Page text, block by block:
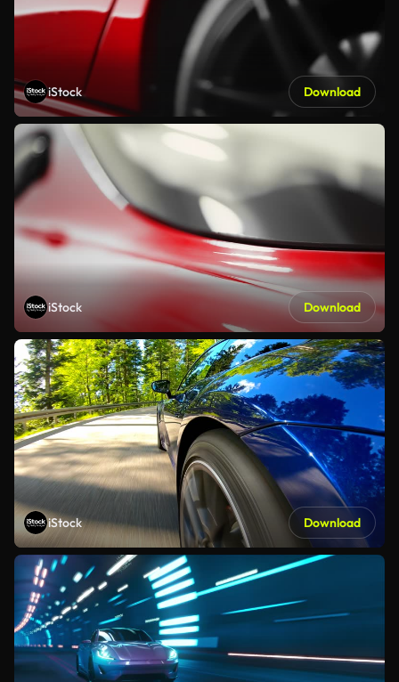
iStock Download
iStock Download
iStock Download